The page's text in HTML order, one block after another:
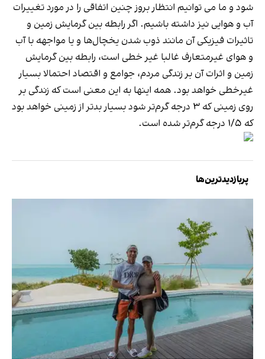
شود و ما می توانیم انتظار بروز چنین اتفاقی را در مورد تغییرات
آب و هوایی نیز داشته باشیم. اگر رابطه بین گرمایش زمین و
تاثیرات فیزیکی آن مانند ذوب شدن یخچال‌ها و یا مواجهه با آب
و هوای غیرمتعارف غالبا غیر خطی است، رابطه بین گرمایش
زمین و اثرات آن بر زندگی مردم، جوامع و اقتصاد احتمالا بسیار
غیرخطی خواهد بود. همه اینها به این معنی است که زندگی بر
روی زمینی که ۳ درجه گرم‌تر شود بسیار بدتر از زمینی خواهد بود
که ۱/۵ درجه گرم‌تر شده است.
پربازدیدترین‌ها